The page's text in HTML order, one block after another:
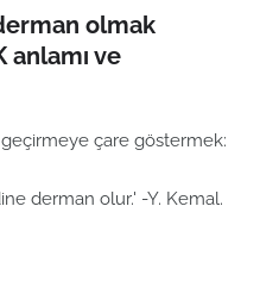
olmak
anlamı ve
geçirmeye çare göstermek:
derman olur.' -Y. Kemal.